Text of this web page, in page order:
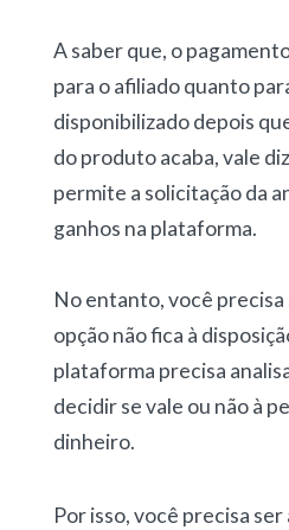
A saber que, o
para o afiliado quanto
disponibilizado depois
do produto acaba, vale
permite a solicitação da
ganhos na plataforma.
No entanto, você precisa
opção não fica à
plataforma precisa
decidir se vale ou não à
dinheiro.
Por isso, você precisa